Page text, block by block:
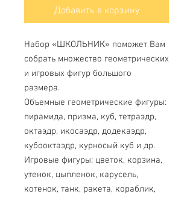
Добавить в корзину
Набор «ШКОЛЬНИК» поможет Вам
собрать множество геометрических
и игровых фигур большого
размера.
Объемные геометрические фигуры:
пирамида, призма, куб, тетраэдр,
октаэдр, икосаэдр, додекаэдр,
кубооктаэдр, курносый куб и др.
Игровые фигуры: цветок, корзина,
утенок, цыпленок, карусель,
котенок, танк, ракета, кораблик,